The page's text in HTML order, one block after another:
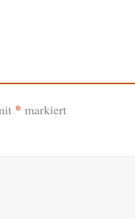
* markiert